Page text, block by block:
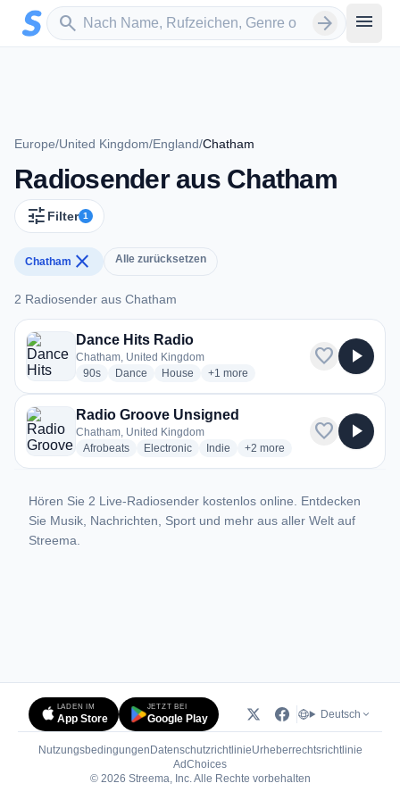
Zum Hauptinhalt springen
search
Sender suchen arrow_forward menu
Europe/United Kingdom/England/Chatham
Radiosender aus Chatham
tune Filter 1
Chatham close Alle zurücksetzen
2 Radiosender aus Chatham
2 Radiosender aus Chatham
Dance Hits Radio
Chatham, United Kingdom
90sradio stations
Dance radio stations
House radio stations
+1 more genres for Dance Hits Radio
more
favorite play_arrow
Radio Groove Unsigned
Chatham, United Kingdom
Afrobeatsradio stations
Electronicradio stations
Indie radio stations
+2 more genres for Radio
more
favorite play_arrow
Hören Sie 2 Live-Radiosender kostenlos online. Entdecken
Sie Musik, Nachrichten, Sport und mehr aus aller Welt auf
Streema.
LADEN IM
App Store
JETZT BEI
Google Play Deutsch
Nutzungsbedingungen DatenschutzrichtlinieUrheberrechtsrichtlinie
AdChoices(öffnet in neuem Tab)
© 2026 Streema, Inc. Alle Rechte vorbehalten